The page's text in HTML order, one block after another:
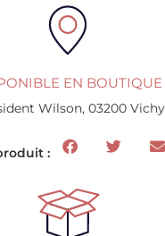
EN BOUTIQUE
Wilson, 03200 Vichy
: